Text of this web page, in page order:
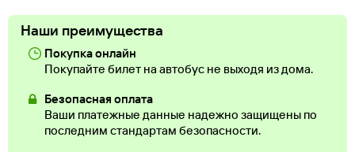
Наши преимущества
Покупка онлайн
Покупайте билет на автобус не выходя из дома.
Безопасная оплата
Ваши платежные данные надежно защищены по
последним стандартам безопасности.